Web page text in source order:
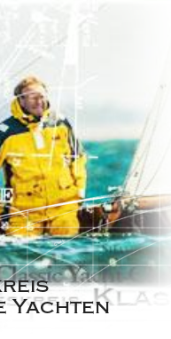
Yachten